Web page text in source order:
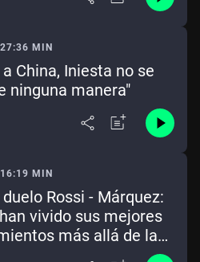
27:36 MIN
China, Iniesta no se
ninguna manera"
16:19 MIN
Rossi - Márquez:
vivido sus mejores
más allá de la